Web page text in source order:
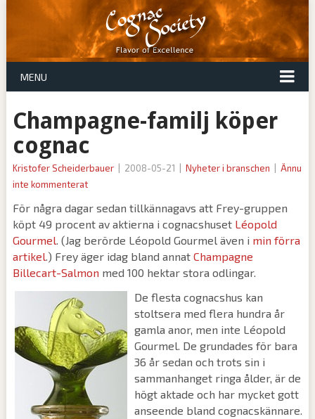
MENU
Champagne-familj köper
cognac
Kristofer Scheiderbauer 2008-05-21 Nyheter i branschen
Ännu
inte kommenterat
För några dagar sedan tillkännagavs att Frey-gruppen
köpt 49 procent av aktierna i cognacshuset Léopold
Gourmel. (Jag berörde Léopold Gourmel även i min förra
artikel.) Frey äger idag bland annat Champagne
Billecart-Salmon med 100 hektar stora odlingar.
De flesta cognacshus kan
stoltsera med flera hundra år
gamla anor, men inte Léopold
Gourmel. De grundades för bara
36 år sedan och trots sin i
sammanhanget ringa ålder, är de
högt aktade och har mycket gott
anseende bland cognacskännare.